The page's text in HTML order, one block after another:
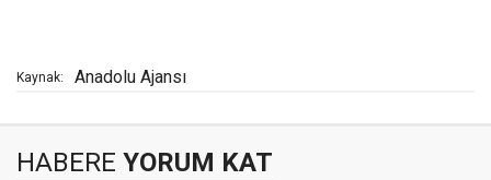
Kaynak: Anadolu Ajansı
HABERE YORUM KAT